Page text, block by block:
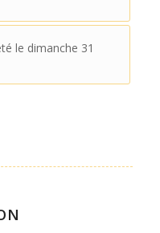
le dimanche 31